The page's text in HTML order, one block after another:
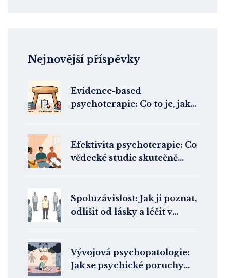
Nejnovější příspěvky
Evidence-based
psychoterapie: Co to je, jak
Efektivita psychoterapie: Co
vědecké studie skutečně
Spoluzávislost: Jak ji poznat,
odlišit od lásky a léčit v
Vývojová psychopatologie:
Jak se psychické poruchy